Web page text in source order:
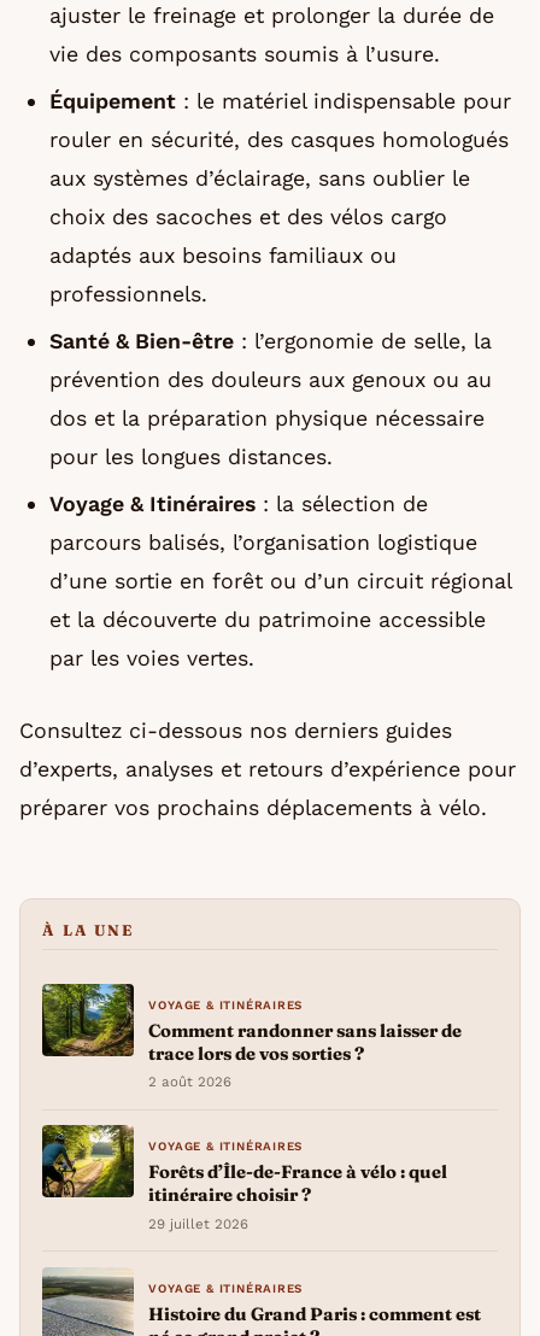
ajuster le freinage et prolonger la durée de
vie des composants soumis à l’usure.
Équipement: le matériel indispensable pour
rouler en sécurité, des casques homologués
aux systèmes d’éclairage, sans oublier le
choix des sacoches et des vélos cargo
adaptés aux besoins familiaux ou
professionnels.
Santé & Bien-être: l’ergonomie de selle, la
prévention des douleurs aux genoux ou au
dos et la préparation physique nécessaire
pour les longues distances.
Voyage & Itinéraires: la sélection de
parcours balisés, l’organisation logistique
d’une sortie en forêt ou d’un circuit régional
et la découverte du patrimoine accessible
par les voies vertes.
Consultez ci-dessous nos derniers guides
d’experts, analyses et retours d’expérience pour
préparer vos prochains déplacements à vélo.
À LA UNE
VOYAGE & ITINÉRAIRES
Comment randonner sans laisser de
trace lors de vos sorties ?
2 août 2026
VOYAGE & ITINÉRAIRES
Forêts d’Île-de-France à vélo : quel
itinéraire choisir ?
29 juillet 2026
VOYAGE & ITINÉRAIRES
Histoire du Grand Paris : comment est